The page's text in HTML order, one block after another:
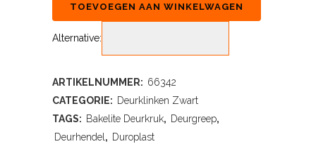
TOEVOEGEN AAN WINKELWAGEN
Alternative:
ARTIKELNUMMER: 66342
CATEGORIE: Deurklinken Zwart
TAGS: Bakelite Deurkruk, Deurgreep,
Deurhendel, Duroplast